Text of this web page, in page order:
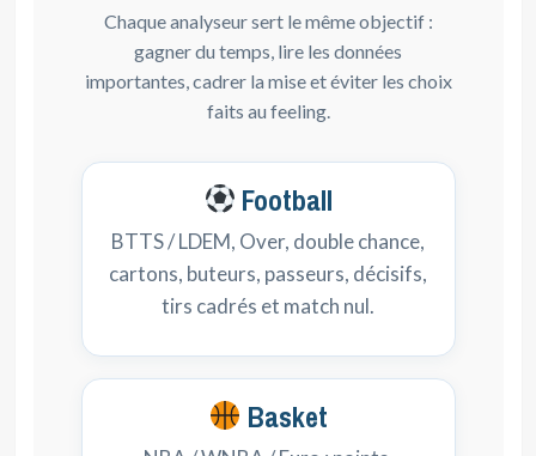
Chaque analyseur sert le même objectif :
gagner du temps, lire les données
importantes, cadrer la mise et éviter les choix
faits au feeling.
Football
BTTS / LDEM, Over, double chance,
cartons, buteurs, passeurs, décisifs,
tirs cadrés et match nul.
Basket